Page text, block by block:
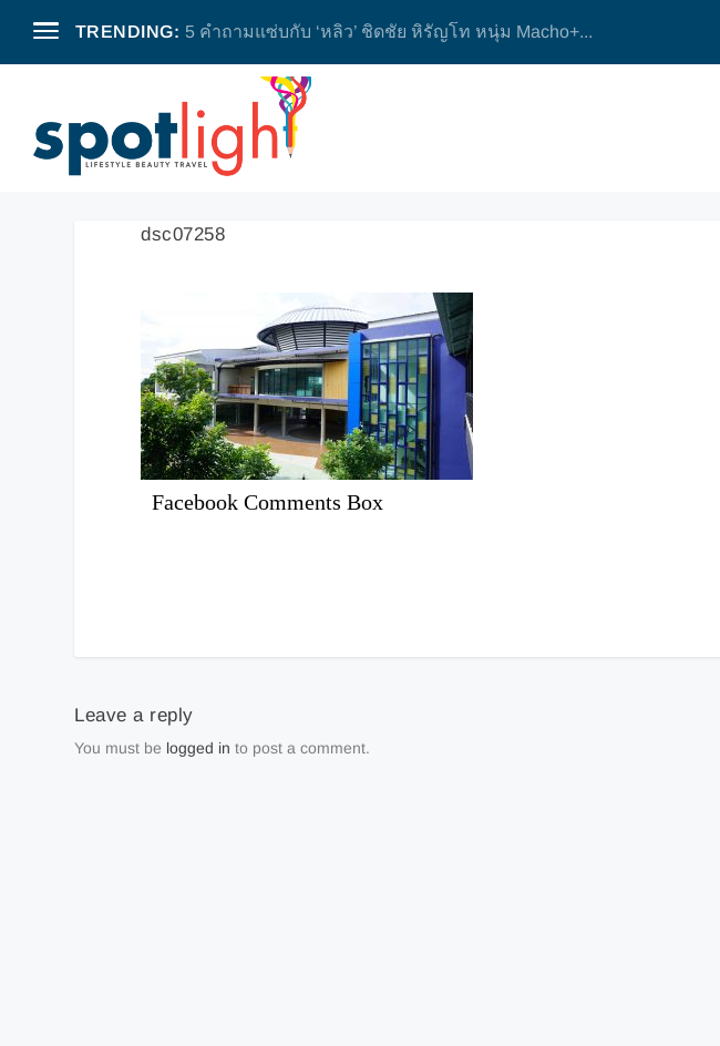
TRENDING: 5 คำถามแซ่บกับ ‘หลิว’ ชิดชัย หิรัญโท หนุ่ม Macho+...
dsc07258
Facebook Comments Box
Leave a reply
You must be logged in to post a comment.